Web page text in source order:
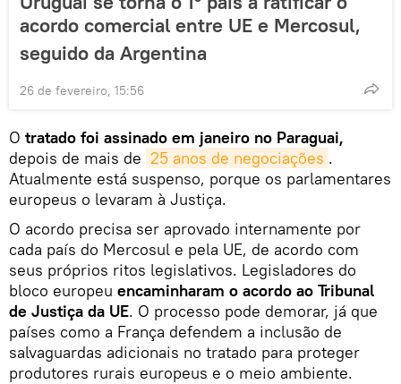
acordo comercial entre UE e Mercosul,
seguido da Argentina
26 de fevereiro, 15:56
O tratado foi assinado em janeiro no Paraguai,
depois de mais de 25 anos de negociações .
Atualmente está suspenso, porque os parlamentares
europeus o levaram à Justiça.
O acordo precisa ser aprovado internamente por
cada país do Mercosul e pela UE, de acordo com
seus próprios ritos legislativos. Legisladores do
bloco europeu encaminharam o acordo ao Tribunal
de Justiça da UE. O processo pode demorar, já que
países como a França defendem a inclusão de
salvaguardas adicionais no tratado para proteger
produtores rurais europeus e o meio ambiente.